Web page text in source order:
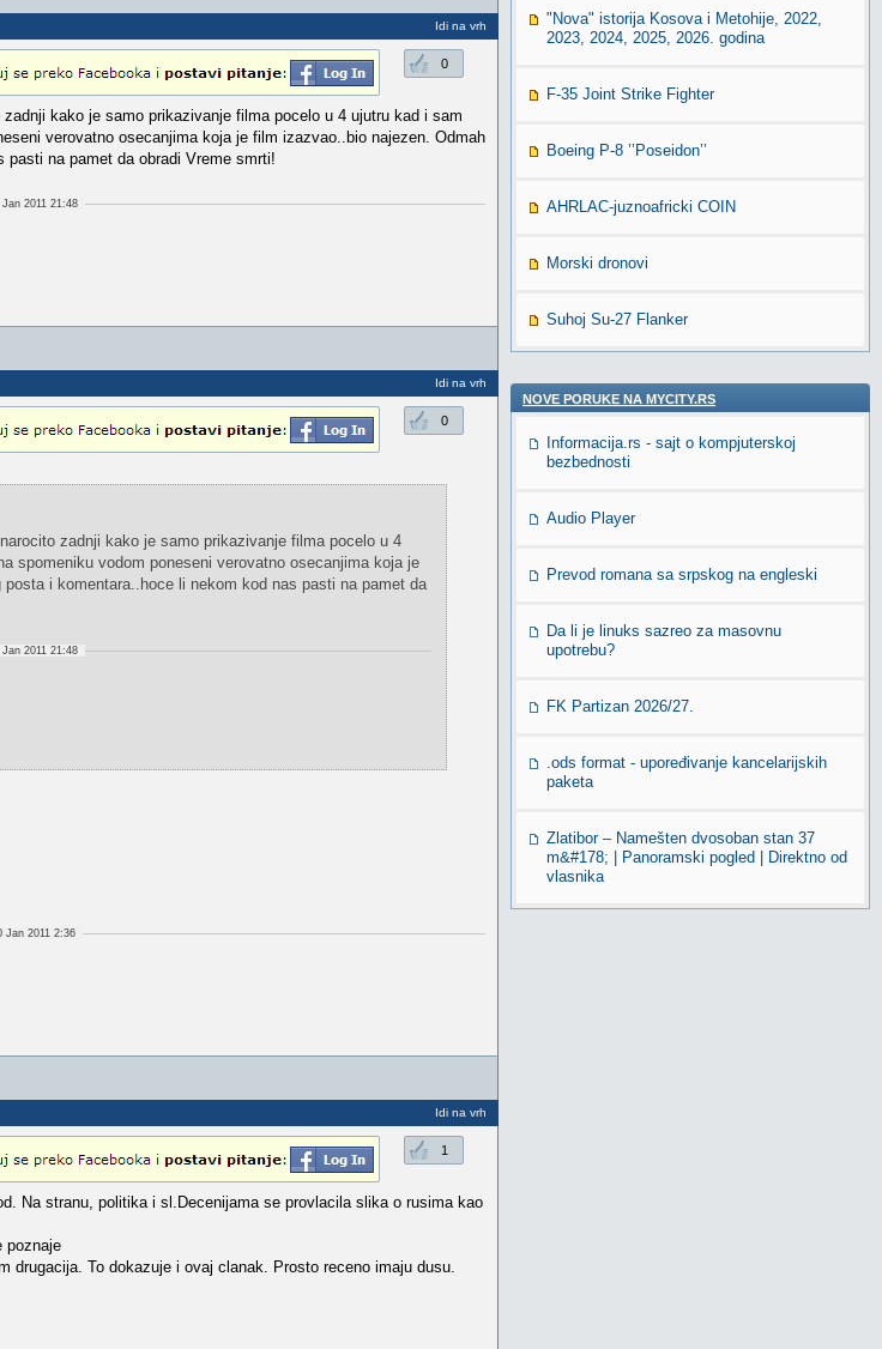
Idi na vrh
0
kako je samo prikazivanje filma pocelo u 4 ujutru kad i sam
verovatno osecanjima koja je film izazvao..bio najezen. Odmah
na pamet da obradi Vreme smrti!
2011 21:48
Idi na vrh
0
zadnji kako je samo prikazivanje filma pocelo u 4
spomeniku vodom poneseni verovatno osecanjima koja je
i komentara..hoce li nekom kod nas pasti na pamet da
2011 21:48
Jan 2011 2:36
Idi na vrh
1
Na stranu, politika i sl.Decenijama se provlacila slika o rusima kao
poznaje
To dokazuje i ovaj clanak. Prosto receno imaju dusu.
"Nova" istorija Kosova i Metohije, 2022,
2023, 2024, 2025, 2026. godina
F-35 Joint Strike Fighter
Boeing P-8 ’’Poseidon’’
AHRLAC-juznoafricki COIN
Morski dronovi
Suhoj Su-27 Flanker
NOVE PORUKE NA MYCITY.RS
Informacija.rs - sajt o kompjuterskoj
bezbednosti
Audio Player
Prevod romana sa srpskog na engleski
Da li je linuks sazreo za masovnu
upotrebu?
FK Partizan 2026/27.
.ods format - upoređivanje kancelarijskih
paketa
Zlatibor – Namešten dvosoban stan 37
m&#178; | Panoramski pogled | Direktno od
vlasnika